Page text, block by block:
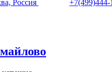
Россия
+7(499)444-